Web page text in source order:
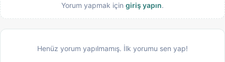
Yorum yapmak için giriş yapın.
Henüz yorum yapılmamış. İlk yorumu sen yap!